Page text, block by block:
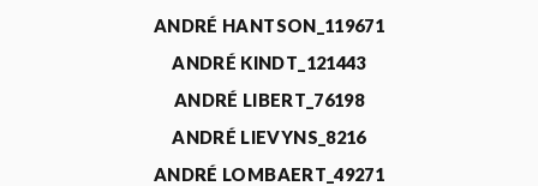
ANDRÉ HANTSON_119671
ANDRÉ KINDT_121443
ANDRÉ LIBERT_76198
ANDRÉ LIEVYNS_8216
ANDRÉ LOMBAERT_49271